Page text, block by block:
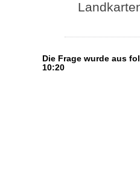
Die Frage wurde aus
10:20